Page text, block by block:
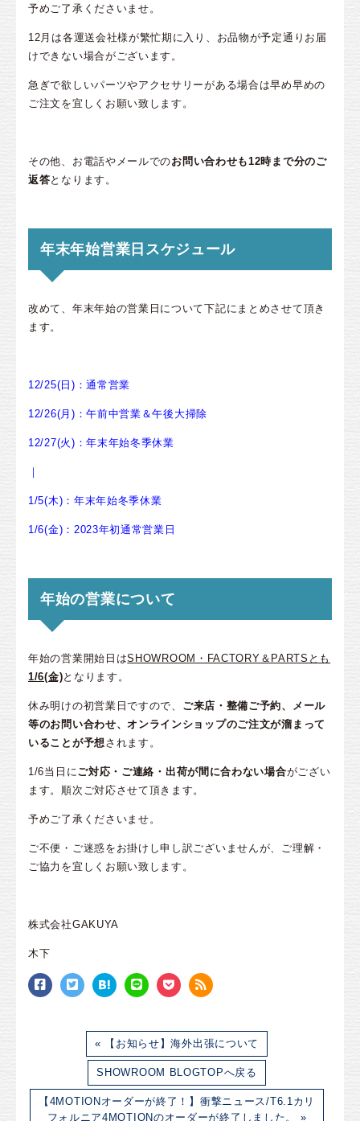
予めご了承くださいませ。
12月は各運送会社様が繁忙期に入り、お品物が予定通りお届
けできない場合がございます。
急ぎで欲しいパーツやアクセサリーがある場合は早め早めの
ご注文を宜しくお願い致します。
その他、お電話やメールでのお問い合わせも12時まで分のご
返答となります。
年末年始営業日スケジュール
改めて、年末年始の営業日について下記にまとめさせて頂き
ます。
12/25(日)：通常営業
12/26(月)：午前中営業＆午後大掃除
12/27(火)：年末年始冬季休業
｜
1/5(木)：年末年始冬季休業
1/6(金)：2023年初通常営業日
年始の営業について
年始の営業開始日はSHOWROOM・FACTORY＆PARTSとも
1/6(金)となります。
休み明けの初営業日ですので、 ご来店・整備ご予約、メール
等のお問い合わせ、オンラインショップのご注文が溜まって
いることが予想 されます。
1/6当日に ご対応・ご連絡・出荷が間に合わない場合がござい
ます。順次ご対応させて頂きます。
予めご了承くださいませ。
ご不便・ご迷惑をお掛けし申し訳ございませんが、ご理解・
ご協力を宜しくお願い致します。
株式会社GAKUYA
木下
« 【お知らせ】海外出張について
SHOWROOM BLOGTOPへ戻る
【4MOTIONオーダーが終了！】衝撃ニュース/T6.1カリ
フォルニア4MOTIONのオーダーが終了しました。 »